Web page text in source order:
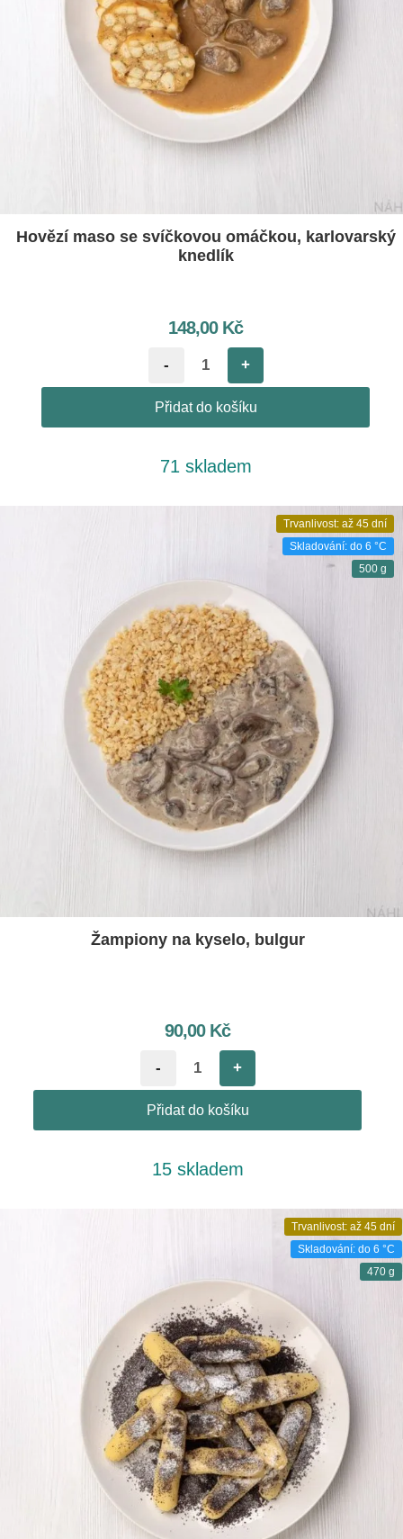
Hovězí maso se svíčkovou omáčkou, karlovarský
knedlík
148,00 Kč
- +
Přidat do košíku
71 skladem
Trvanlivost: až 45 dní
Skladování: do 6 °C
500 g
Žampiony na kyselo, bulgur
90,00 Kč
- +
Přidat do košíku
15 skladem
Trvanlivost: až 45 dní
Skladování: do 6 °C
470 g